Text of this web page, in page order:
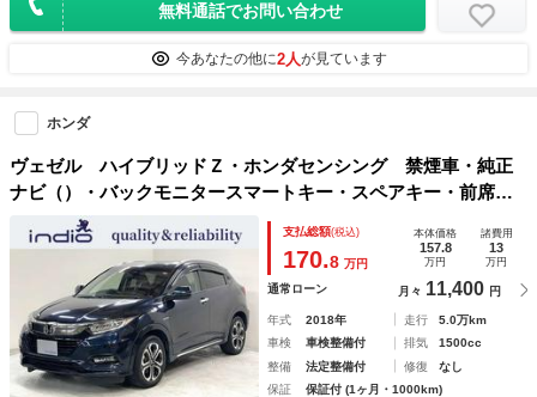
無料通話でお問い合わせ
今あなたの他に2人が見ています
ホンダ
ヴェゼル ハイブリッドＺ・ホンダセンシング 禁煙車・純正
ナビ（）・バックモニタースマートキー・スペアキー・前席シ
ートヒーター・ＥＴＣ・アダプティブクルーズコントロール・
ＬＥＤヘッドライト・Ｂｌｕｅｔｏｏｔｈ・フルセグＴＶ・電
動パーキングブレーキ
支払総額(税込)
170.8 万円
本体価格
157.8
万円
諸費用
13
万円
通常ローン 月々 11,400 円
年式 2018年 走行
5.0万km
車検
車検整備付 排気
1500cc
整備
法定整備付 修復
なし
保証
保証付 (1ヶ月・1000km)